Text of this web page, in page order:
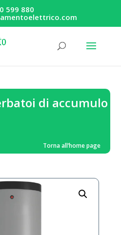
599 880
di accumulo
Torna all’home page